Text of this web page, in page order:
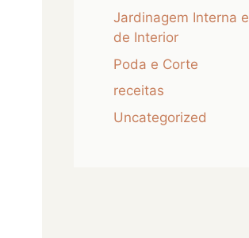
Jardinagem Interna
de Interior
Poda e Corte
receitas
Uncategorized